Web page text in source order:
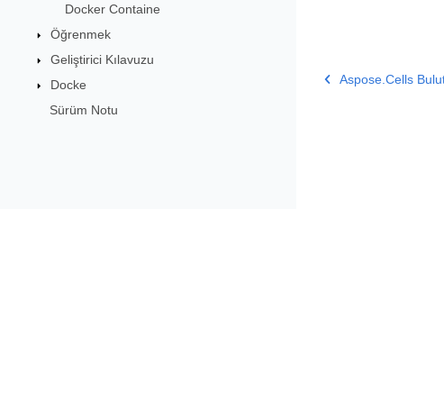
Docker Containe
Öğrenmek
Geliştirici Kılavuzu
Docke
Sürüm Notu
Aspose.Cells